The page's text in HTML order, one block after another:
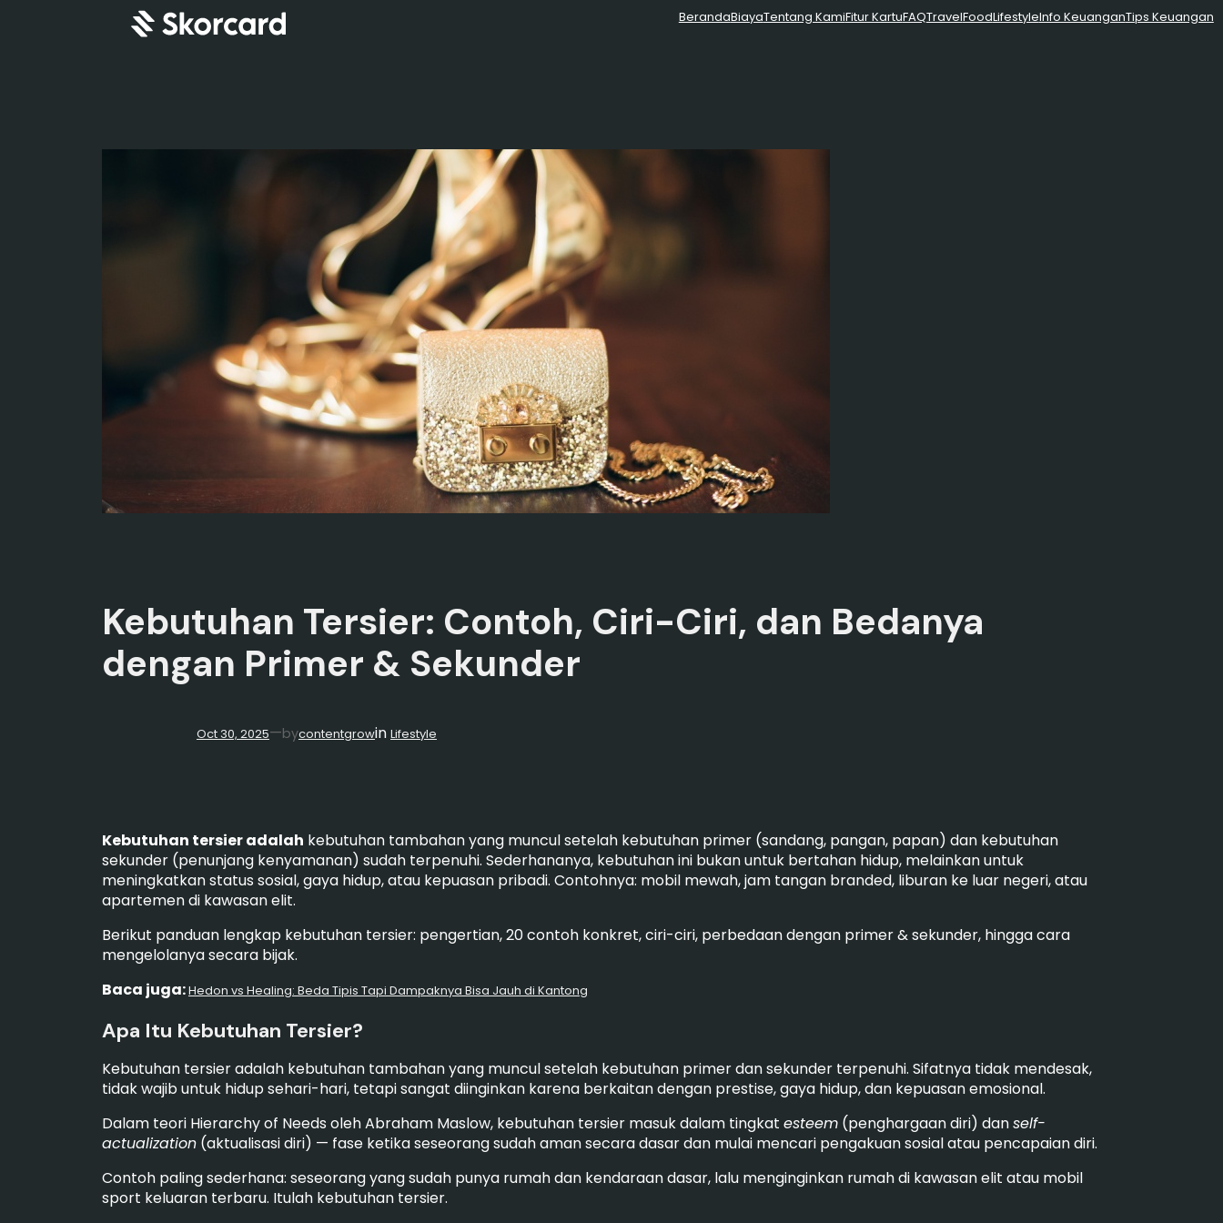
BerandaBiayaTentang KamiFitur KartuFAQTravelFoodLifestyleInfo KeuanganTips Keuangan
Kebutuhan Tersier: Contoh, Ciri-Ciri, dan Bedanya
dengan Primer & Sekunder
Oct 30, 2025—bycontentgrowin Lifestyle
Kebutuhan tersier adalah kebutuhan tambahan yang muncul setelah kebutuhan primer (sandang, pangan, papan) dan kebutuhan
sekunder (penunjang kenyamanan) sudah terpenuhi. Sederhananya, kebutuhan ini bukan untuk bertahan hidup, melainkan untuk
meningkatkan status sosial, gaya hidup, atau kepuasan pribadi. Contohnya: mobil mewah, jam tangan branded, liburan ke luar negeri, atau
apartemen di kawasan elit.
Berikut panduan lengkap kebutuhan tersier: pengertian, 20 contoh konkret, ciri-ciri, perbedaan dengan primer & sekunder, hingga cara
mengelolanya secara bijak.
Baca juga:Hedon vs Healing: Beda Tipis Tapi Dampaknya Bisa Jauh di Kantong
Apa Itu Kebutuhan Tersier?
Kebutuhan tersier adalah kebutuhan tambahan yang muncul setelah kebutuhan primer dan sekunder terpenuhi. Sifatnya tidak mendesak,
tidak wajib untuk hidup sehari-hari, tetapi sangat diinginkan karena berkaitan dengan prestise, gaya hidup, dan kepuasan emosional.
Dalam teori Hierarchy of Needs oleh Abraham Maslow, kebutuhan tersier masuk dalam tingkat esteem (penghargaan diri) danself-
actualization (aktualisasi diri) — fase ketika seseorang sudah aman secara dasar dan mulai mencari pengakuan sosial atau pencapaian diri.
Contoh paling sederhana: seseorang yang sudah punya rumah dan kendaraan dasar, lalu menginginkan rumah di kawasan elit atau mobil
sport keluaran terbaru. Itulah kebutuhan tersier.